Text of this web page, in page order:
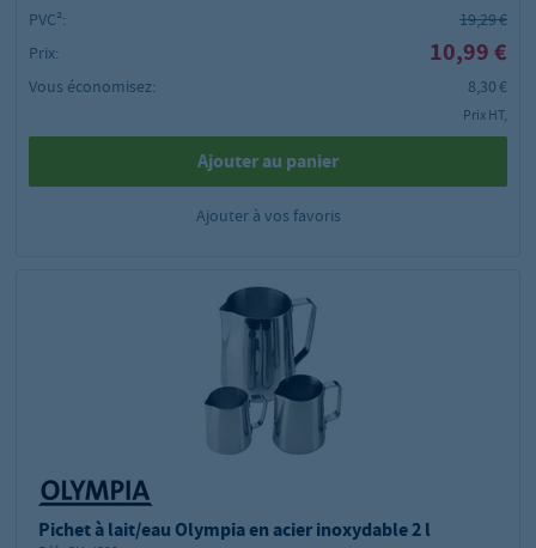
PVC²:
19,29 €
Prix:
10,99 €
Vous économisez: 8,30 €
Prix HT,
Ajouter au panier
Ajouter à vos favoris
Pichet à lait/eau Olympia en acier inoxydable 2 l